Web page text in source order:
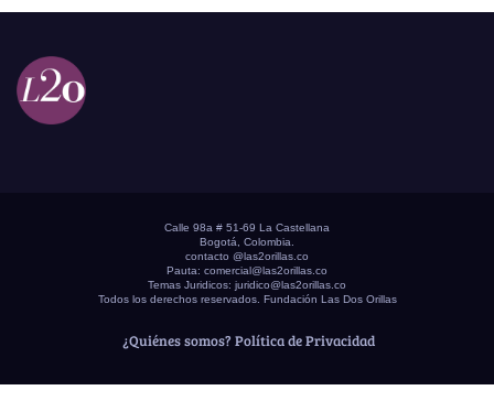
Calle 98a # 51-69 La Castellana
Bogotá, Colombia.
contacto @las2orillas.co
Pauta: comercial@las2orillas.co
Temas Juridicos: juridico@las2orillas.co
Todos los derechos reservados. Fundación Las Dos Orillas
¿Quiénes somos? Política de Privacidad